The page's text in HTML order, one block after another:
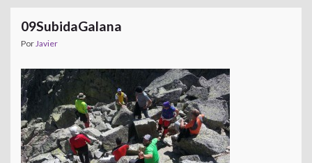
09SubidaGalana
PorJavier